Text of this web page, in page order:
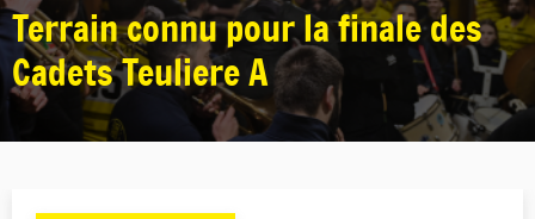
Terrain connu pour la finale des
Cadets Teuliere A